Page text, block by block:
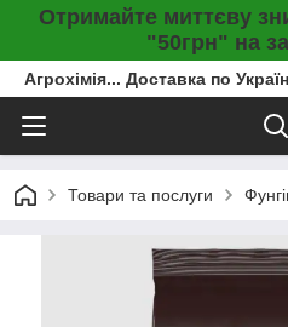
Отримайте миттєву
"50грн" на
Агрохімія... Доставка по
Товари та послуги